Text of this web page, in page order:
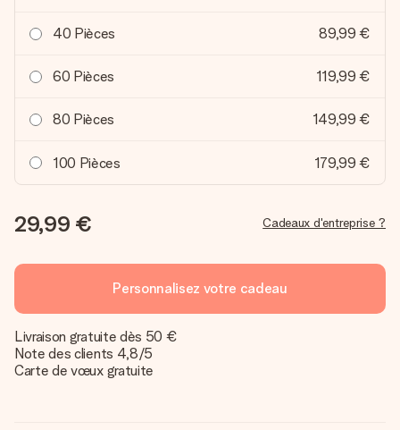
40 Pièces 89,99 €
60 Pièces 119,99 €
80 Pièces 149,99 €
100 Pièces 179,99 €
29,99 € Cadeaux d'entreprise ?
Personnalisez votre cadeau
Livraison gratuite dès 50 €
Note des clients 4,8/5
Carte de vœux gratuite